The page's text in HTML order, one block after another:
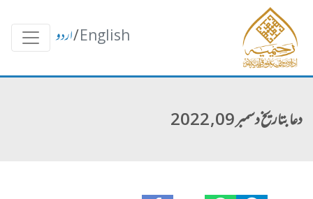
English
/اردو
دعا بتاریخ دسمبر 09, 2022